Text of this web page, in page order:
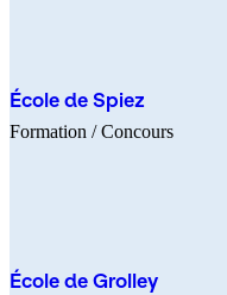
École de Spiez
Formation / Concours
École de Grolley